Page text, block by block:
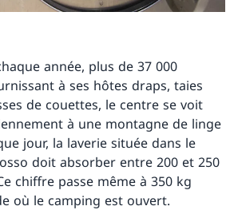
année, plus de 37 000
à ses hôtes draps, taies
de couettes, le centre se voit
à une montagne de linge
jour, la laverie située dans le
doit absorber entre 200 et 250
chiffre passe même à 350 kg
où le camping est ouvert.